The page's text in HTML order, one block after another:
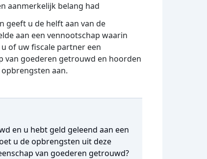
aanmerkelijk belang had
geeft u de helft aan van de
aan een vennootschap waarin
of uw fiscale partner een
van goederen getrouwd en hoorden
aan.
en u hebt geld geleend aan een
u de opbrengsten uit deze
van goederen getrouwd?